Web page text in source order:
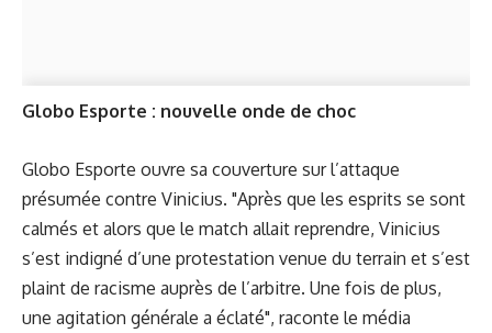
Globo Esporte : nouvelle onde de choc
Globo Esporte ouvre sa couverture sur l’attaque
présumée contre Vinicius. "Après que les esprits se sont
calmés et alors que le match allait reprendre, Vinicius
s’est indigné d’une protestation venue du terrain et s’est
plaint de racisme auprès de l’arbitre. Une fois de plus,
une agitation générale a éclaté", raconte le média